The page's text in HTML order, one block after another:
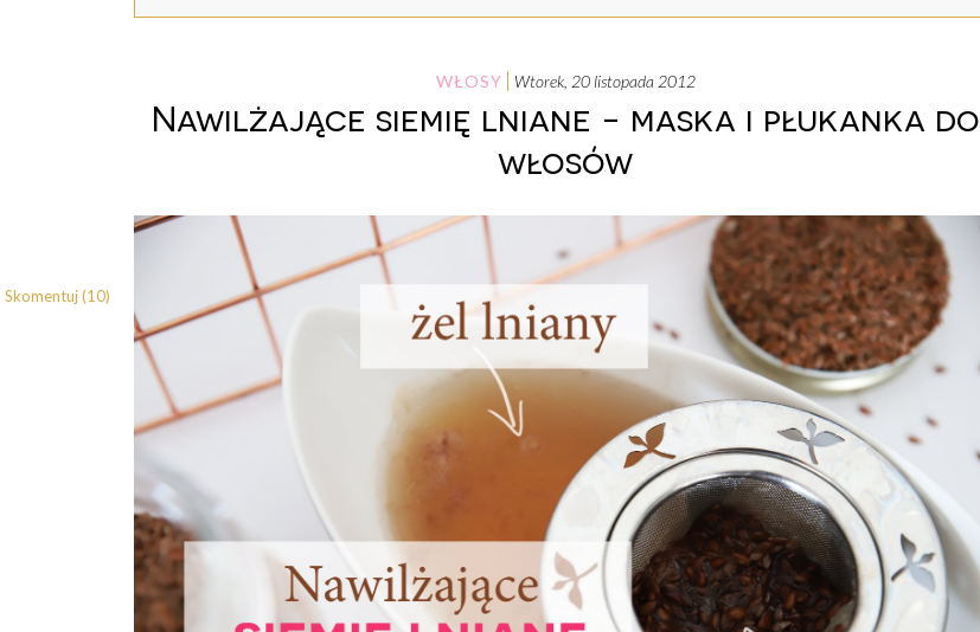
WŁOSY wtorek, 20 listopada 2012
Nawilżające siemię lniane - maska i płukanka do
włosów
Skomentuj (10)